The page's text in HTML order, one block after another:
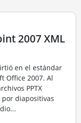
2007 XML
en el estándar
Office 2007. Al
PPTX
diapositivas